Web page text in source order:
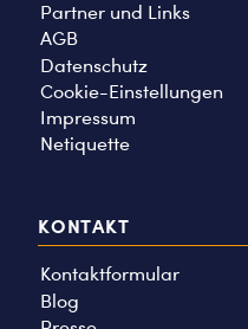
Partner und Links
AGB
Datenschutz
Cookie-Einstellungen
Impressum
Netiquette
KONTAKT
Kontaktformular
Blog